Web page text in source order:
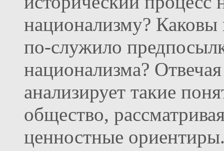
национализму? Каковы
по-служило
национализма?
анализирует такие
общество,
ценностные